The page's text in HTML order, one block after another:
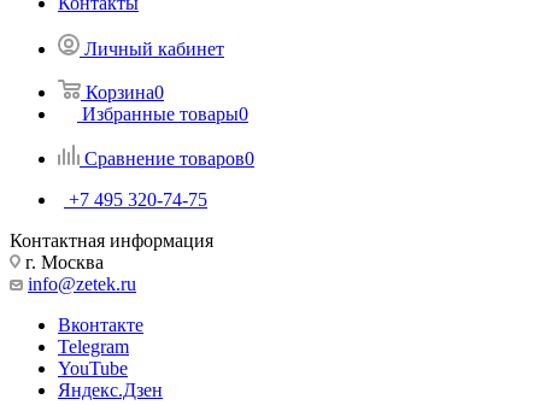
Личный кабинет
Корзина0
Избранные товары0
Сравнение товаров0
+7 495 320-74-75
Контактная информация
г. Москва
info@zetek.ru
Вконтакте
Telegram
YouTube
Яндекс.Дзен